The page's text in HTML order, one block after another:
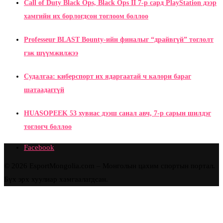
Call of Duty Black Ops, Black Ops II 7-р сард PlayStation дээр
хамгийн их борлогдсон тоглоом боллоо
Professeur BLAST Bounty-ийн финалыг “драйвгүй” тоглолт
гэж шүүмжилжээ
Судалгаа: киберспорт их ядаргаатай ч калори бараг
шатаадаггүй
HUASOPEEK 53 хувиас дээш санал авч, 7-р сарын шилдэг
тоглогч боллоо
Facebook